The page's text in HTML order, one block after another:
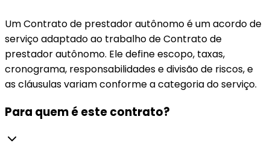
Um Contrato de prestador autônomo é um acordo de
serviço adaptado ao trabalho de Contrato de
prestador autônomo. Ele define escopo, taxas,
cronograma, responsabilidades e divisão de riscos, e
as cláusulas variam conforme a categoria do serviço.
Para quem é este contrato?